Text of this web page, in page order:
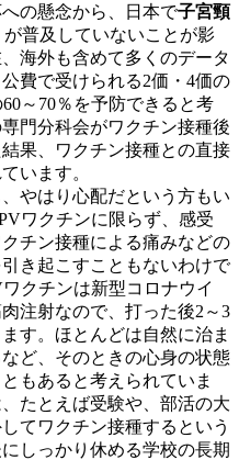
の懸念から、日本で子宮頸
が普及していないことが影
海外も含めて多くのデータ
費で受けられる2価・4価の
～70％を予防できると考
門分科会がワクチン接種後
果、ワクチン接種との直接
います。
やはり心配だという方もい
ワクチンに限らず、感受
チン接種による痛みなどの
き起こすこともないわけで
クチンは新型コロナウイ
注射なので、打った後2～3
す。ほとんどは自然に治ま
ど、そのときの心身の状態
もあると考えられていま
たとえば受験や、部活の大
てワクチン接種するという
しっかり休める学校の長期